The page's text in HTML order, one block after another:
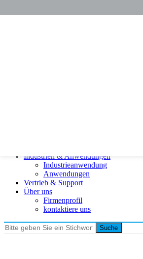
Industrien & Anwendungen
Industrieanwendung
Anwendungen
Vertrieb & Support
Über uns
Firmenprofil
kontaktiere uns
Suche